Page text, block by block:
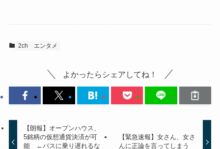
2ch エンタメ
よかったらシェアしてね！
【朗報】オープンハウス、
5銘柄の仮想通貨決済が可
能 ←バスに乗り遅れるな
【緊急速報】女さん、女さ
んに正論を言ってしまう